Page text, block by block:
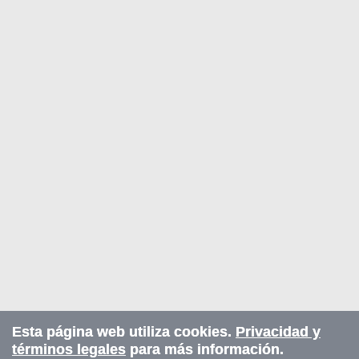
Esta página web utiliza cookies. Privacidad y
términos legales para más información.